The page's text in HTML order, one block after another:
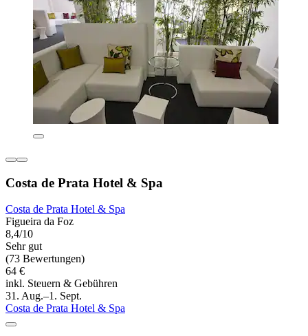
Costa de Prata Hotel & Spa
Costa de Prata Hotel & Spa
Figueira da Foz
8,4/10
Sehr gut
(73 Bewertungen)
64 €
inkl. Steuern & Gebühren
31. Aug.–1. Sept.
Costa de Prata Hotel & Spa